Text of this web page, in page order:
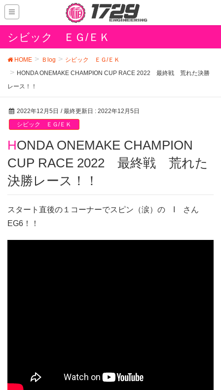
シビック ＥＧ/ＥＫ
HOME Ｂlog
シビック ＥＧ/ＥＫ
HONDA ONEMAKE CHAMPION CUP RACE 2022 最終戦 荒れた決勝
レース！！
2022年12月5日 / 最終更新日 : 2022年12月5日
シビック ＥＧ/ＥＫ
HONDA ONEMAKE CHAMPION
CUP RACE 2022 最終戦 荒れた
決勝レース！！
スタート直後の１コーナーでスピン（涙）の I さん
EG6！！